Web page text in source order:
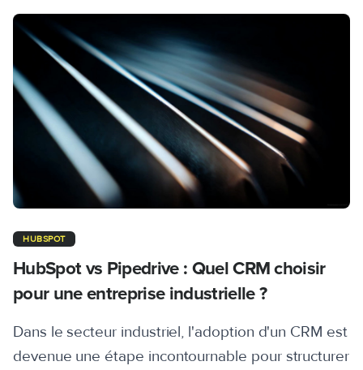
HUBSPOT
HubSpot vs Pipedrive : Quel CRM choisir
pour une entreprise industrielle ?
Dans le secteur industriel, l'adoption d'un CRM est
devenue une étape incontournable pour structurer